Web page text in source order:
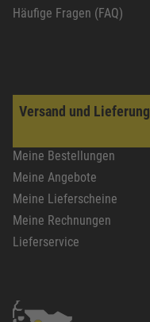
Häufige Fragen (FAQ)
Versand und Lieferung
Meine Bestellungen
Meine Angebote
Meine Lieferscheine
Meine Rechnungen
Lieferservice